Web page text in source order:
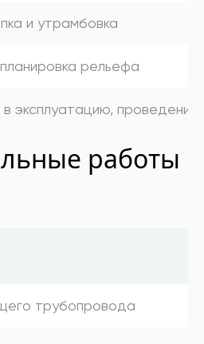
и утрамбовка
рельефа
в эксплуатацию,
работы
трубопровода